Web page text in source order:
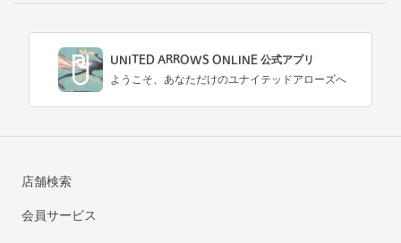
UNITED ARROWS ONLINE 公式アプリ
ようこそ、あなただけのユナイテッドアローズへ
店舗検索
会員サービス